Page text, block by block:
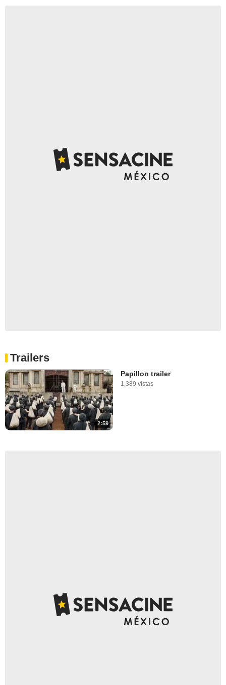
Trailers
2:59
Papillon trailer
1,389 vistas